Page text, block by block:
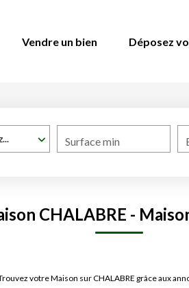
Vendre un bien Déposez
Surface min
CHALABRE -
votre Maison sur CHALABRE grâce aux